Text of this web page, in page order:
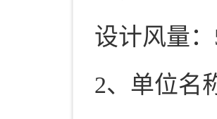
设计风量：
2、单位名